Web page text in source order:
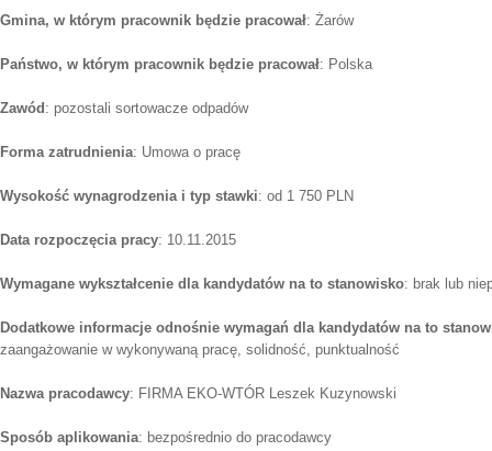
Gmina, w którym pracownik będzie pracował: Żarów
Państwo, w którym pracownik będzie pracował: Polska
Zawód: pozostali sortowacze odpadów
Forma zatrudnienia: Umowa o pracę
Wysokość wynagrodzenia i typ stawki: od 1 750 PLN
Data rozpoczęcia pracy: 10.11.2015
Wymagane wykształcenie dla kandydatów na to stanowisko: brak lub
Dodatkowe informacje odnośnie wymagań dla kandydatów na to
zaangażowanie w wykonywaną pracę, solidność, punktualność
Nazwa pracodawcy: FIRMA EKO-WTÓR Leszek Kuzynowski
Sposób aplikowania: bezpośrednio do pracodawcy